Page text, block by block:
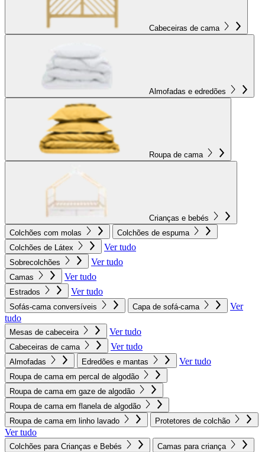
Cabeceiras de cama
Almofadas e edredões
Roupa de cama
Crianças e bebés
Colchões com molas
Colchões de espuma
Colchões de Látex
Ver tudo
Sobrecolchões Ver tudo
Camas Ver tudo
Estrados Ver tudo
Sofás-cama conversíveis Capa de sofá-cama
Ver
tudo
Mesas de cabeceira Ver tudo
Cabeceiras de cama Ver tudo
Almofadas Edredões e mantas Ver tudo
Roupa de cama em percal de algodão
Roupa de cama em gaze de algodão
Roupa de cama em flanela de algodão
Roupa de cama em linho lavado
Protetores de colchão
Ver tudo
Colchões para Crianças e Bebés Camas para criança